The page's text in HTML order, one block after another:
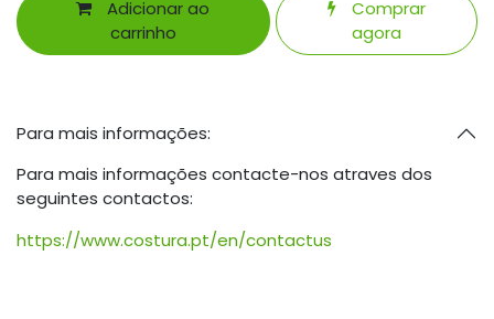
Adicionar ao
carrinho
Comprar
agora
Para mais informações:
Para mais informações contacte-nos atraves dos
seguintes contactos:
https://www.costura.pt/en/contactus